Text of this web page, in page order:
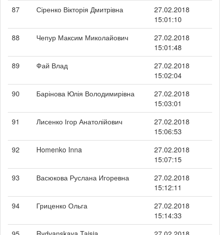
87
Сіренко Вікторія Дмитрівна
27.02.2018
15:01:10
88
Чепур Максим Миколайович
27.02.2018
15:01:48
89
Фай Влад
27.02.2018
15:02:04
90
Барінова Юлія Володимирівна
27.02.2018
15:03:01
91
Лисенко Ігор Анатолійович
27.02.2018
15:06:53
92
Homenko Inna
27.02.2018
15:07:15
93
Васюкова Руслана Игоревна
27.02.2018
15:12:11
94
Гриценко Ольга
27.02.2018
15:14:33